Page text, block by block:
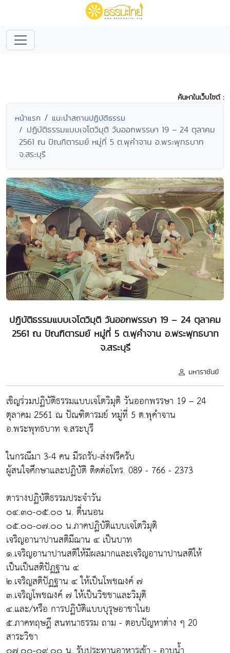
ค้นหาในเว็บไซต์ :
หน้าแรก แนะนำสถานปฏิบัติธรรม
ปฏิบัติธรรมแบบเจโตวิมุติ วันออกพรรษา 19 – 24 ตุลาคม
2561 ณ ปัณฑิตารมย์ หมู่ที่ 5 ต.พุคำจาน อ.พระพุทธบาท
จ.สระบุรี
ปฏิบัติธรรมแบบเจโตวิมุติ วันออกพรรษา 19 – 24 ตุลาคม
2561 ณ ปัณฑิตารมย์ หมู่ที่ 5 ต.พุคำจาน อ.พระพุทธบาท
จ.สระบุรี
มหาราชันย์
เชิญร่วมปฏิบัติธรรมแบบเจโตวิมุติ วันออกพรรษา 19 – 24
ตุลาคม 2561 ณ ปัณฑิตารมย์ หมู่ที่ 5 ต.พุคำจาน
อ.พระพุทธบาท จ.สระบุรี
ในกรณีมา 3-4 คน มีรถรับ-ส่งฟรีครับ
ผู้สนใจศึกษาและปฏิบัติ ติดต่อโทร. 089 - 766 - 2373
ตารางปฏิบัติธรรมประจำวัน
๐๔.๓๐-๐๕.๐๐ น. ตื่นนอน
๐๕.๐๐-๐๗.๐๐ น.ภาคปฏิบัติแบบเจโตวิมุติ
เจริญอานาปานสติมีฌาน ๔ เป็นบาท
๑.เจริญอานาปานสติให้มีผลมากและเจริญอานาปานสติให้
เป็นเป็นสติปัฏฐาน ๔
๒.เจริญสติปัฏฐาน ๔ ให้เป็นโพชฌงค์ ๗
๓.เจริญโพชฌงค์ ๗ ให้เป็นวิชชาและวิมุติ
๔.และ/หรือ การปฏิบัติแบบบุรุษอาชาไนย
๕.ภาคทฤษฎี สนทนาธรรม ถาม - ตอบปัญหาต่าง ๆ 20
สาระวิชา